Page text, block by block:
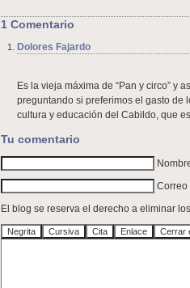
1 Comentario
Dolores Fajardo
Es la vieja máxima de “Pan y circo” y
preguntando si preferimos el gasto de
cultura y educación del Cabildo, que
Tu comentario
Correo
El blog se reserva el derecho a eliminar